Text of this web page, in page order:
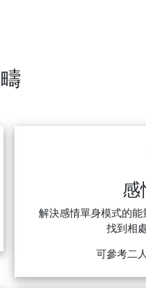
感
解決感情單身模式的能
找到相
可參考二